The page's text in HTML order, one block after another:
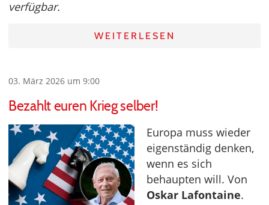
verfügbar.
WEITERLESEN
03. März 2026 um 9:00
Bezahlt euren Krieg selber!
Europa muss wieder
eigenständig denken,
wenn es sich
behaupten will. Von
Oskar Lafontaine.